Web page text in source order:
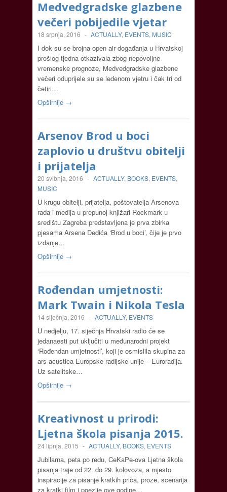
Medvedgradske glazbene
večeri pobijedile vjetar
18 srpnja, 2016 - ACTUALLY, EVENTS, MUSIC
I dok su se brojna open air događanja u Hrvatskoj
prošlog tjedna otkazivala zbog nepovoljne
vremenske prognoze, Medvedgradske glazbene
večeri oduprijele su se ledenom vjetru i čak tri od
četiri…
Opširnije →
Arsenov Brod u boci
zaplovio u društvu obitelji
i prijatelja
20 svibnja, 2016 - ACTUALLY, BOOKS, EVENTS,
MUSIC
U krugu obitelji, prijatelja, poštovatelja Arsenova
rada i medija u prepunoj knjižari Rockmark u
središtu Zagreba predstavljena je prva zbirka
pjesama Arsena Dedića ‘Brod u boci’, čije je prvo
izdanje…
Opširnije →
Rođendan umjetnosti:
Mark Twain i Nikola Tesla
14 siječnja, 2016 - ACTUALLY, EVENTS
U nedjelju, 17. siječnja Hrvatski radio će se
jedanaesti put uključiti u međunarodni projekt
‘Rođendan umjetnosti’, koji je osmislila skupina za
ars acustica Europske radijske unije – Euroradija.
Uz satelitske…
Opširnije →
Kreativnost u prirodi:
Ljetna škola pisanja 2015.
24 lipnja, 2015 - ACTUALLY, BOOKS, EVENTS
Jubilarna, peta po redu, CeKaPe-ova Ljetna škola
pisanja traje od 22. do 29. kolovoza, a mjesto
inspiracije za pisanje kratkih priča, proze, scenarija
za kratki film i poezije ove godine…